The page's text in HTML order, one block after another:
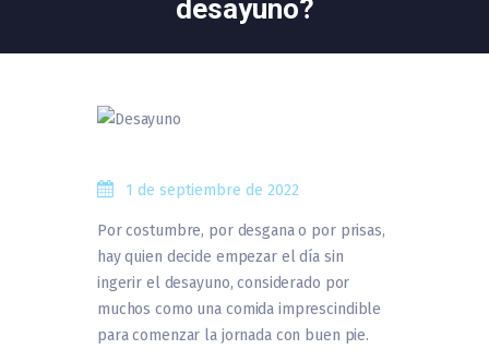
desayuno?
1 de septiembre de 2022
Por costumbre, por desgana o por prisas,
hay quien decide empezar el día sin
ingerir el desayuno, considerado por
muchos como una comida imprescindible
para comenzar la jornada con buen pie.